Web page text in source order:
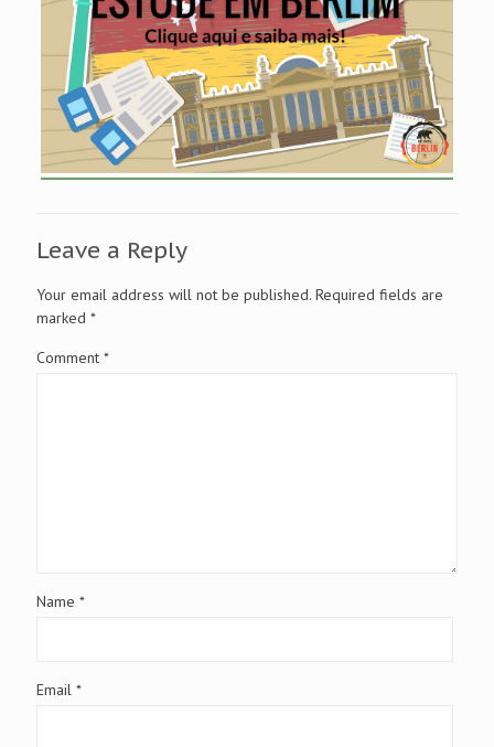
Leave a Reply
Your email address will not be published. Required fields are
marked *
Comment *
Name *
Email *